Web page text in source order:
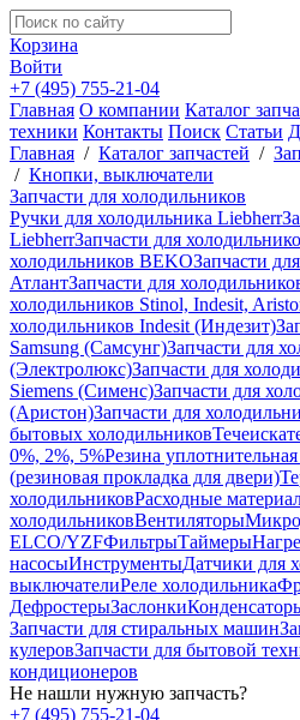
Корзина
Войти
+7 (495) 755-21-04
Главная О компании Каталог
техники Контакты Поиск Статьи
Главная / Каталог запчастей /
/ Кнопки, выключатели
Запчасти для холодильников
Ручки для холодильника Liebherr
LiebherrЗапчасти для
холодильников BEKOЗапчасти
АтлантЗапчасти для
холодильников Stinol, Indesit,
холодильников Indesit (Индезит)
Samsung (Самсунг)Запчасти для
(Электролюкс)Запчасти для
Siemens (Сименс)Запчасти для
(Аристон)Запчасти для
бытовых холодильников
0%, 2%, 5%Резина
(резиновая прокладка для двери)
холодильниковРасходные
холодильниковВентиляторы
ELCO/YZFФильтрыТаймеры
насосыИнструментыДатчики для
выключателиРеле холодильника
ДефростерыЗаслонки
Запчасти для стиральных машин
кулеровЗапчасти для бытовой
кондиционеров
Не нашли нужную запчасть?
+7 (495) 755-21-04